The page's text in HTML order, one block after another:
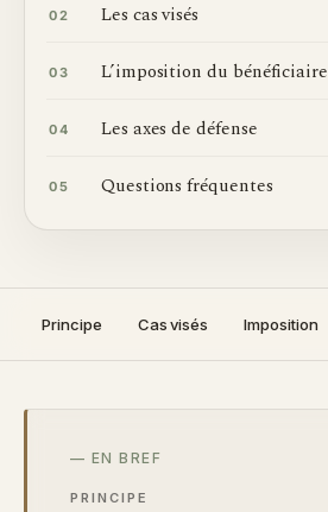
02 Les cas visés
03 L’imposition du bénéficiaire
04 Les axes de défense
05 Questions fréquentes
Principe Cas visés Imposition
— EN BREF
PRINCIPE